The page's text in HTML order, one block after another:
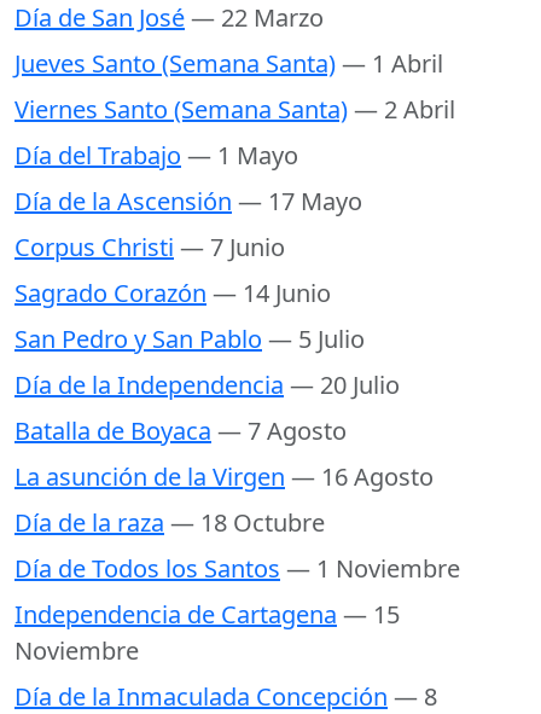
Día de San José— 22 Marzo
Jueves Santo (Semana Santa)— 1 Abril
Viernes Santo (Semana Santa)— 2 Abril
Día del Trabajo — 1 Mayo
Día de la Ascensión — 17 Mayo
Corpus Christi — 7 Junio
Sagrado Corazón — 14 Junio
San Pedro y San Pablo — 5 Julio
Día de la Independencia — 20 Julio
Batalla de Boyaca — 7 Agosto
La asunción de la Virgen — 16 Agosto
Día de la raza — 18 Octubre
Día de Todos los Santos — 1 Noviembre
Independencia de Cartagena — 15
Noviembre
Día de la Inmaculada Concepción — 8